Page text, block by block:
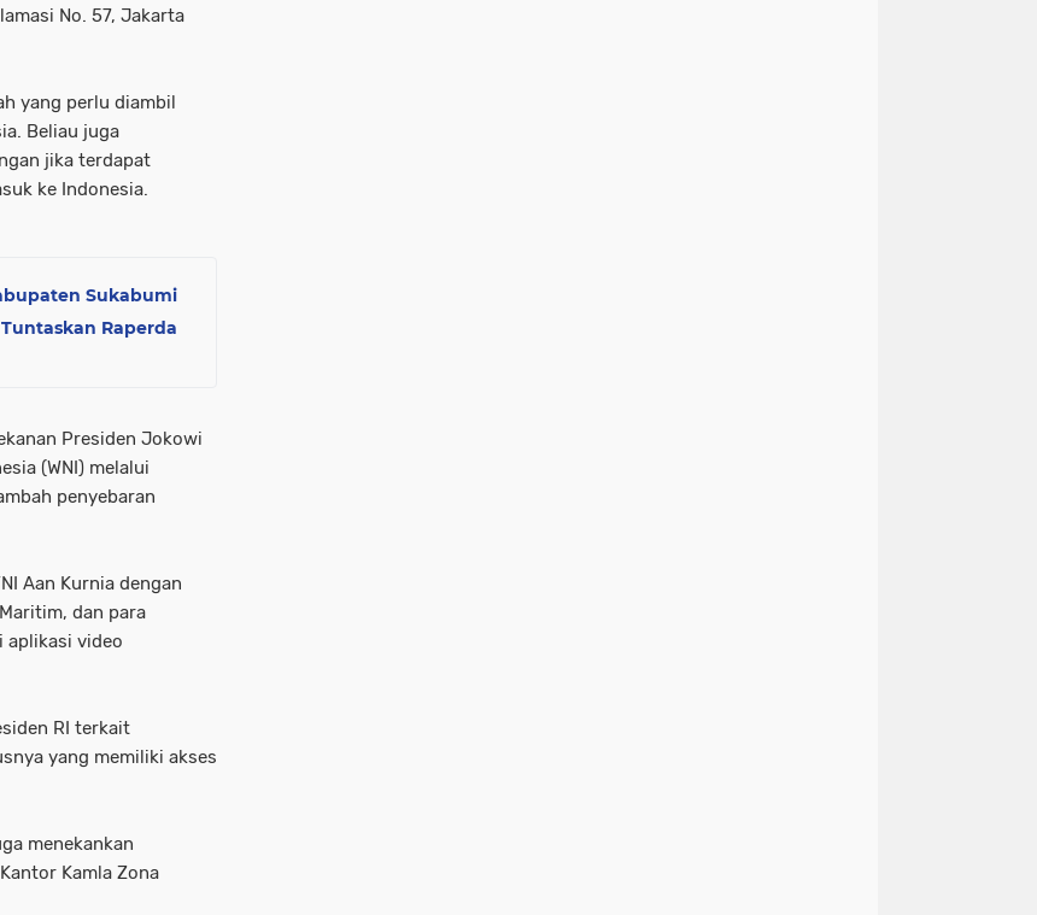
No. 57, Jakarta
yang perlu diambil
Beliau juga
jika terdapat
ke Indonesia.
Sukabumi
Raperda
Presiden Jokowi
(WNI) melalui
penyebaran
Aan Kurnia dengan
dan para
aplikasi video
RI terkait
yang memiliki akses
menekankan
Kamla Zona